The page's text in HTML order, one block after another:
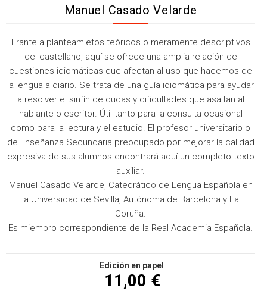
Manuel Casado Velarde
Frante a planteamietos teóricos o meramente descriptivos
del castellano, aquí se ofrece una amplia relación de
cuestiones idiomáticas que afectan al uso que hacemos de
la lengua a diario. Se trata de una guía idiomática para ayudar
a resolver el sinfín de dudas y dificultades que asaltan al
hablante o escritor. Útil tanto para la consulta ocasional
como para la lectura y el estudio. El profesor universitario o
de Enseñanza Secundaria preocupado por mejorar la calidad
expresiva de sus alumnos encontrará aquí un completo texto
auxiliar.
Manuel Casado Velarde, Catedrático de Lengua Española en
la Universidad de Sevilla, Autónoma de Barcelona y La
Coruña.
Es miembro correspondiente de la Real Academia Española.
Edición en papel
11,00 €